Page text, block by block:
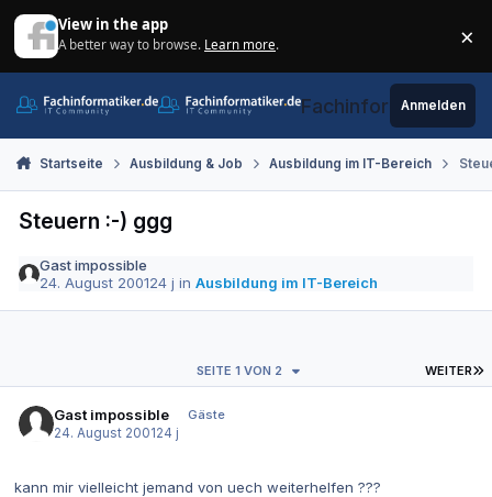
View in the app
A better way to browse. Learn more. ×
Fachinformatiker.de
Anmelden
Startseite Ausbildung & Job Ausbildung im IT-Bereich
Steuern :-) ggg
Gast impossible
24. August 200124 j inAusbildung im IT-Bereich
WEITER
SEITE 1 VON 2
Gast impossible
Gäste
24. August 200124 j
kann mir vielleicht jemand von uech weiterhelfen ???